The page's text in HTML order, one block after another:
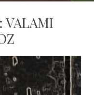
VALAMI